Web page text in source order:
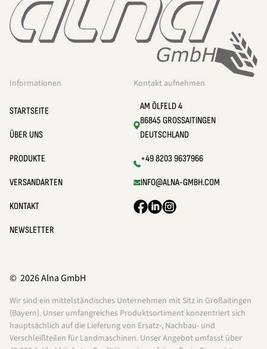
Informationen
STARTSEITE
ÜBER UNS
PRODUKTE
VERSANDARTEN
KONTAKT
NEWSLETTER
Kontakt aufnehmen
AM ÖLFELD 4
86845 GROSSAITINGEN
DEUTSCHLAND
+49 8203 9637966
INFO@ALNA-GMBH.COM
© 2026 Alna GmbH
Wir sind ein mittelständisches Unternehmen mit Sitz in Großaitingen
(Bayern). Unser umfangreiches Produktsortiment konzentriert sich
hauptsächlich auf die Lieferung von Ersatz-, Nachbau- und
Verschleißteilen für Landmaschinen. Unser Angebot umfasst über